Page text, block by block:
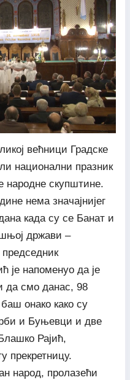
већници Градске
национални празник
народне скупштине.
нема значајнијег
када су се Банат и
држави –
је напоменуо да је
да смо данас, 98
онако како су
и Буњевци и две
Рајић,
прекретницу.
народ, пролазећи